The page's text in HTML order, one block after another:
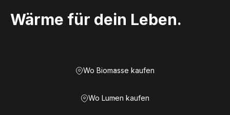
Wärme für dein Leben.
Wo Biomasse kaufen
Wo Lumen kaufen